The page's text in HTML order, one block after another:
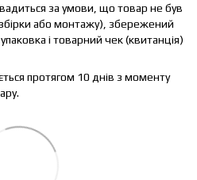
за умови, що товар не був
збірки або монтажу), збережений
і товарний чек (квитанція)
протягом 10 днів з моменту